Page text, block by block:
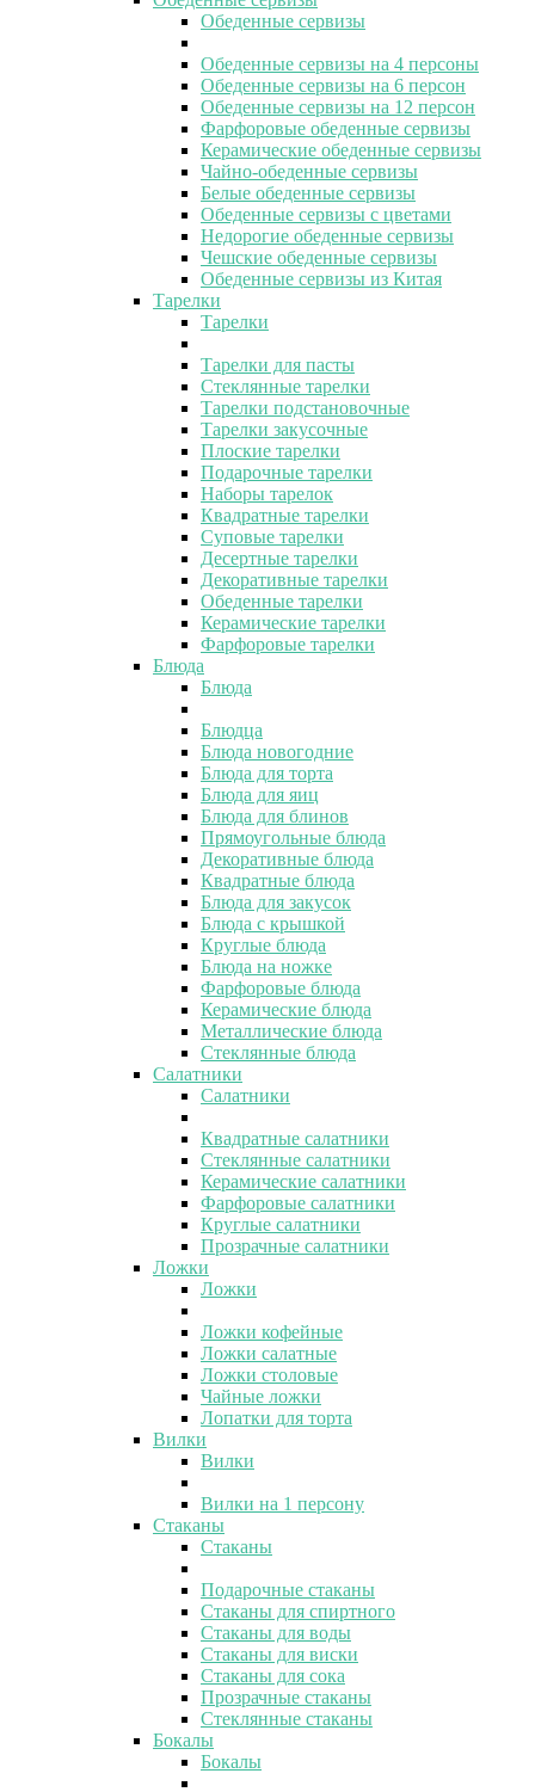
Обеденные сервизы
Обеденные сервизы на 4 персоны
Обеденные сервизы на 6 персон
Обеденные сервизы на 12 персон
Фарфоровые обеденные сервизы
Керамические обеденные сервизы
Чайно-обеденные сервизы
Белые обеденные сервизы
Обеденные сервизы с цветами
Недорогие обеденные сервизы
Чешские обеденные сервизы
Обеденные сервизы из Китая
Тарелки
Тарелки
Тарелки для пасты
Стеклянные тарелки
Тарелки подстановочные
Тарелки закусочные
Плоские тарелки
Подарочные тарелки
Наборы тарелок
Квадратные тарелки
Суповые тарелки
Десертные тарелки
Декоративные тарелки
Обеденные тарелки
Керамические тарелки
Фарфоровые тарелки
Блюда
Блюда
Блюдца
Блюда новогодние
Блюда для торта
Блюда для яиц
Блюда для блинов
Прямоугольные блюда
Декоративные блюда
Квадратные блюда
Блюда для закусок
Блюда с крышкой
Круглые блюда
Блюда на ножке
Фарфоровые блюда
Керамические блюда
Металлические блюда
Стеклянные блюда
Салатники
Салатники
Квадратные салатники
Стеклянные салатники
Керамические салатники
Фарфоровые салатники
Круглые салатники
Прозрачные салатники
Ложки
Ложки
Ложки кофейные
Ложки салатные
Ложки столовые
Чайные ложки
Лопатки для торта
Вилки
Вилки
Вилки на 1 персону
Стаканы
Стаканы
Подарочные стаканы
Стаканы для спиртного
Стаканы для воды
Стаканы для виски
Стаканы для сока
Прозрачные стаканы
Стеклянные стаканы
Бокалы
Бокалы